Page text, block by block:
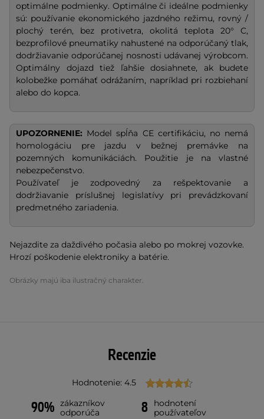
optimálne podmienky. Optimálne či ideálne podmienky
sú: používanie ekonomického jazdného režimu, rovný /
plochý terén, bez protivetra, okolitá teplota 20° C,
bezprofilové pneumatiky nahustené na odporúčaný tlak,
dodržiavanie odporúčanej nosnosti udávanej výrobcom.
Optimálny dojazd tiež ľahšie dosiahnete, ak budete
kolobežke pomáhať odrážaním, napríklad pri rozbiehaní
alebo do kopca.
UPOZORNENIE: Model spĺňa CE certifikáciu, no nemá
homologáciu pre jazdu v bežnej premávke na
pozemných komunikáciách. Použitie je na vlastné
nebezpečenstvo.
Používateľ je zodpovedný za rešpektovanie a
dodržiavanie príslušnej legislatívy pri prevádzkovaní
predmetného zariadenia.
Nejazdite za daždivého počasia alebo po mokrej vozovke.
Hrozí poškodenie elektroniky a batérie.
Obrázky majú iba ilustračný charakter.
Recenzie
Hodnotenie: 4.5
90% zákazníkov
odporúča
8
hodnotení
používateľov